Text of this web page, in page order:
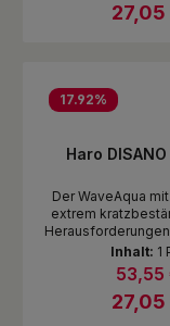
17.92%
Haro
Der WaveAqua
extrem
Nässeschutz
ist echte
53,55
Inhalt: 1